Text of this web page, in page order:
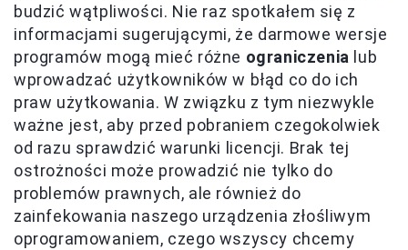
budzić wątpliwości. Nie raz spotkałem się z
informacjami sugerującymi, że darmowe wersje
programów mogą mieć różne ograniczenia lub
wprowadzać użytkowników w błąd co do ich
praw użytkowania. W związku z tym niezwykle
ważne jest, aby przed pobraniem czegokolwiek
od razu sprawdzić warunki licencji. Brak tej
ostrożności może prowadzić nie tylko do
problemów prawnych, ale również do
zainfekowania naszego urządzenia złośliwym
oprogramowaniem, czego wszyscy chcemy